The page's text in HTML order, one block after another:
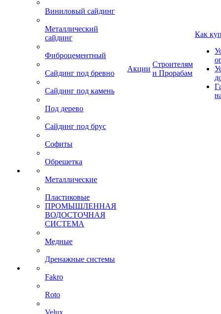
Виниловый сайдинг
Металлический
сайдинг
Фиброцементный
Сайдинг под бревно
Сайдинг под камень
Под дерево
Сайдинг под брус
Софиты
Обрешетка
Металлические
Пластиковые
ПРОМЫШЛЕННАЯ
ВОДОСТОЧНАЯ
СИСТЕМА
Медные
Дренажные системы
Fakro
Roto
Velux
Акции
Строителям
и Прорабам
Как